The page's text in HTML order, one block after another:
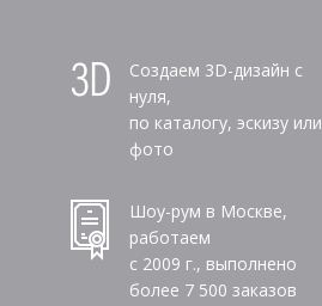
Создаем 3D-дизайн с
нуля,
по каталогу, эскизу или
фото
Шоу-рум в Москве,
работаем
с 2009 г., выполнено
более 7 500 заказов